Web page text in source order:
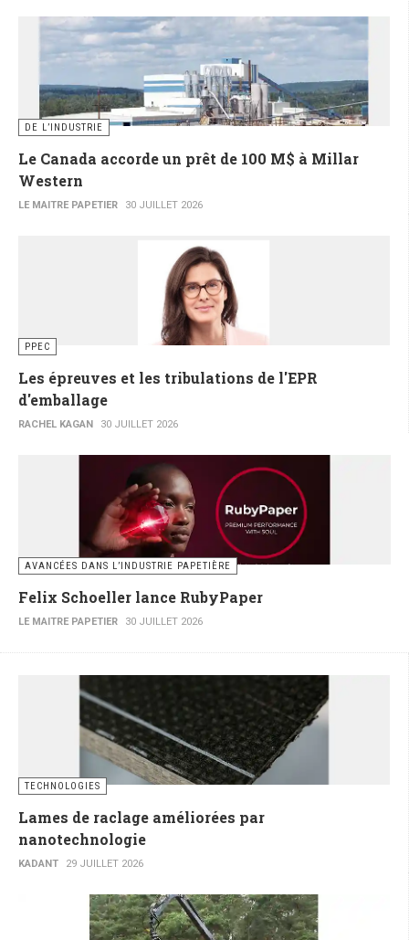
DE L’INDUSTRIE
Le Canada accorde un prêt de 100 M$ à Millar
Western
LE MAITRE PAPETIER 30 JUILLET 2026
PPEC
Les épreuves et les tribulations de l'EPR
d'emballage
RACHEL KAGAN 30 JUILLET 2026
AVANCÉES DANS L’INDUSTRIE PAPETIÈRE
Felix Schoeller lance RubyPaper
LE MAITRE PAPETIER 30 JUILLET 2026
TECHNOLOGIES
Lames de raclage améliorées par
nanotechnologie
KADANT 29 JUILLET 2026